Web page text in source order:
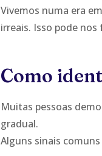
Vivemos numa era
irreais. Isso pode
Como
Muitas pessoas
gradual.
Alguns sinais